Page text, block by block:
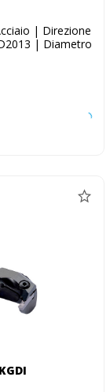
| Direzione
| Diametro